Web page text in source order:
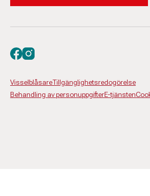
VisselblåsareTillgänglighetsredogörelse
Behandling av personuppgifterE-tjänsten
Besök oss på facebook
Besök oss på instagram